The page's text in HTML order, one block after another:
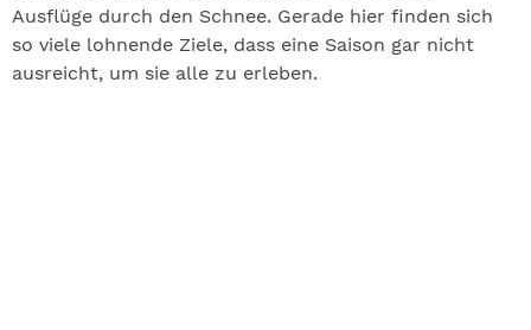
Ausflüge durch den Schnee. Gerade hier finden sich
so viele lohnende Ziele, dass eine Saison gar nicht
ausreicht, um sie alle zu erleben.